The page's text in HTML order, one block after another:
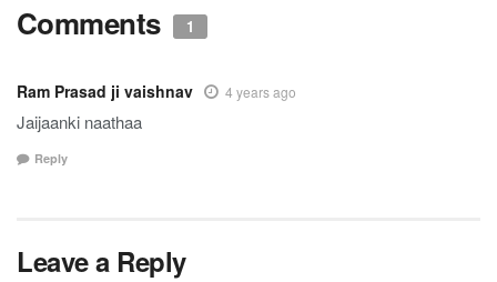
Comments 1
Ram Prasad ji vaishnav 4 years ago
Jaijaanki naathaa
Reply
Leave a Reply